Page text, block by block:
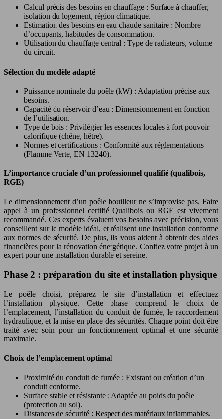
Calcul précis des besoins en chauffage : Surface à chauffer,
isolation du logement, région climatique.
Estimation des besoins en eau chaude sanitaire : Nombre
d’occupants, habitudes de consommation.
Utilisation du chauffage central : Type de radiateurs, volume
du circuit.
Sélection du modèle adapté
Puissance nominale du poêle (kW) : Adaptation précise aux
besoins.
Capacité du réservoir d’eau : Dimensionnement en fonction
de l’utilisation.
Type de bois : Privilégier les essences locales à fort pouvoir
calorifique (chêne, hêtre).
Normes et certifications : Conformité aux réglementations
(Flamme Verte, EN 13240).
L’importance cruciale d’un professionnel qualifié (qualibois,
RGE)
Le dimensionnement d’un poêle bouilleur ne s’improvise pas. Faire
appel à un professionnel certifié Qualibois ou RGE est vivement
recommandé. Ces experts évaluent vos besoins avec précision, vous
conseillent sur le modèle idéal, et réalisent une installation conforme
aux normes de sécurité. De plus, ils vous aident à obtenir des aides
financières pour la rénovation énergétique. Confiez votre projet à un
expert pour une installation durable et sereine.
Phase 2 : préparation du site et installation physique
Le poêle choisi, préparez le site d’installation et effectuez
l’installation physique. Cette phase comprend le choix de
l’emplacement, l’installation du conduit de fumée, le raccordement
hydraulique, et la mise en place des sécurités. Chaque point doit être
traité avec soin pour un fonctionnement optimal et une sécurité
maximale.
Choix de l’emplacement optimal
Proximité du conduit de fumée : Existant ou création d’un
conduit conforme.
Surface stable et résistante : Adaptée au poids du poêle
(protection au sol).
Distances de sécurité : Respect des matériaux inflammables.